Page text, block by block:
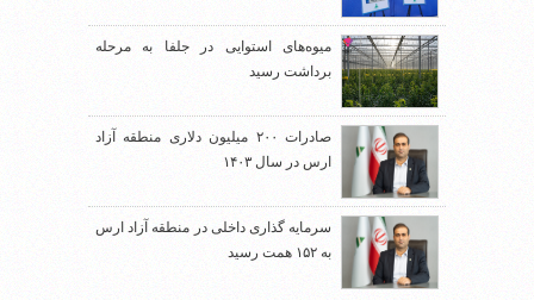
میوه‌های استوایی در جلفا به مرحله
برداشت رسید
صادرات ۲۰۰ میلیون دلاری منطقه آزاد
ارس در سال ۱۴۰۳
سرمایه گذاری داخلی در منطقه آزاد ارس
به ۱۵۲ همت رسید